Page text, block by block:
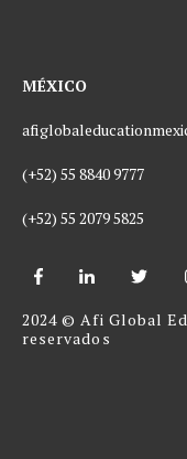
MÉXICO
(+52) 55 8840 9777
(+52) 55 2079 5825
2024 © Afi Global
reservados